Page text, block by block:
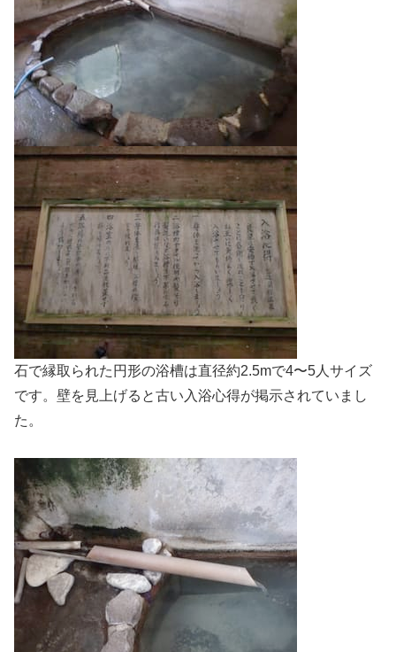
石で縁取られた円形の浴槽は直径約2.5mで4〜5人サイズ
です。壁を見上げると古い入浴心得が掲示されていまし
た。